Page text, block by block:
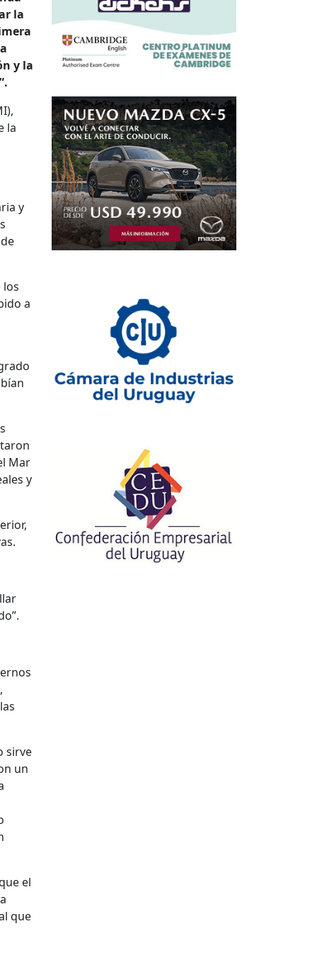
la
y la
la
y
los
a
Mar
y
sirve
un
el
que